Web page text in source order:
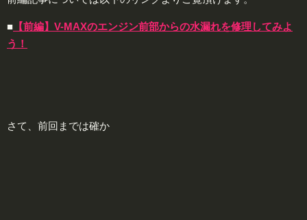
■ 【前編】V-MAXのエンジン前部からの水漏れを修理してみよ
う！
さて、前回までは確か